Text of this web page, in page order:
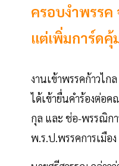
ครอบงำพรร
แต่เพิ่มการ์ดคุ้
งานเข้าพรรคก้าวไ
ได้เข้ายื่นคำร้องต่อค
กุล และ ช่อ-พรรณิกา
พ.ร.ป.พรรคการเมือ